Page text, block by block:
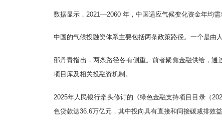
数据显示，2021—2060 年，中国适应气候变化资金年均
中国的气候投融资体系主要包括两条政策路径。一个是由
邵丹青指出，两条路径各有侧重。前者聚焦金融供给，
项目库及相关投融资机制。
2025年人民银行牵头修订的《绿色金融支持项目目录（
色贷款达36.6万亿元，其中投向具有直接和间接碳减排效